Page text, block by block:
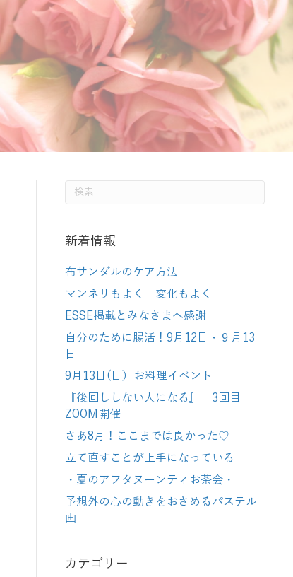
新着情報
布サンダルのケア方法
マンネリもよく 変化もよく
ESSE掲載とみなさまへ感謝
自分のために腸活！9月12日・９月13
日
9月13日(日）お料理イベント
『後回ししない人になる』 3回目
ZOOM開催
さあ8月！ここまでは良かった♡
立て直すことが上手になっている
・夏のアフタヌーンティお茶会・
予想外の心の動きをおさめるパステル
画
カテゴリー